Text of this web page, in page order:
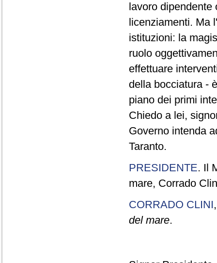
lavoro dipendente
licenziamenti. Ma
istituzioni: la
ruolo
effettuare
della bocciatura -
piano dei primi
Chiedo a lei,
Governo intenda
Taranto.
PRESIDENTE. Il
mare, Corrado
CORRADO CLINI
del mare.